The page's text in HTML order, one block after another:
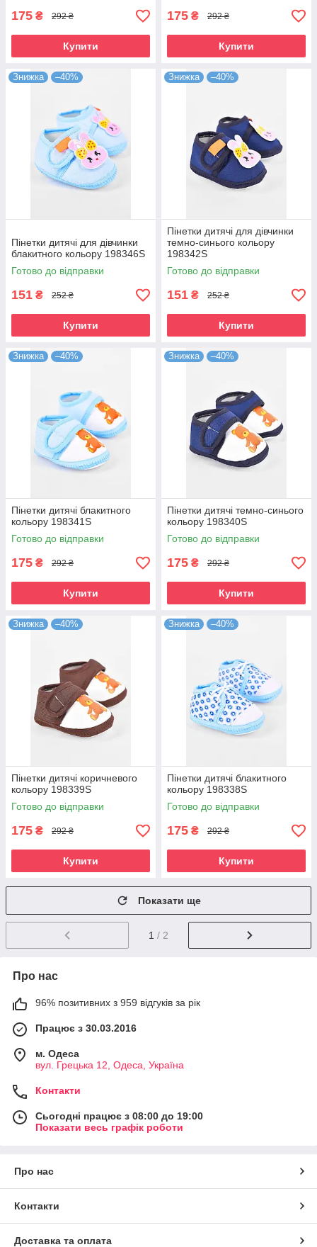
175 ₴ 292 ₴
Купити
175 ₴ 292 ₴
Купити
Знижка –40%
Пінетки дитячі для дівчинки
блакитного кольору 198346S
Готово до відправки
151 ₴ 252 ₴
Купити
Знижка –40%
Пінетки дитячі для дівчинки
темно-синього кольору
198342S
Готово до відправки
151 ₴ 252 ₴
Купити
Знижка –40%
Пінетки дитячі блакитного
кольору 198341S
Готово до відправки
175 ₴ 292 ₴
Купити
Знижка –40%
Пінетки дитячі темно-синього
кольору 198340S
Готово до відправки
175 ₴ 292 ₴
Купити
Знижка –40%
Пінетки дитячі коричневого
кольору 198339S
Готово до відправки
175 ₴ 292 ₴
Купити
Знижка –40%
Пінетки дитячі блакитного
кольору 198338S
Готово до відправки
175 ₴ 292 ₴
Купити
Показати ще
1 / 2
Про нас
96% позитивних з 959 відгуків за рік
Працює з 30.03.2016
м. Одеса
вул. Грецька 12, Одеса, Україна
Контакти
Сьогодні працює з 08:00 до 19:00
Показати весь графік роботи
Про нас
Контакти
Доставка та оплата